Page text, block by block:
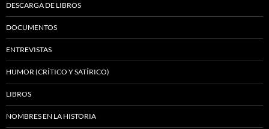
DESCARGA DE LIBROS
DOCUMENTOS
ENTREVISTAS
HUMOR (CRÍTICO Y SATÍRICO)
LIBROS
NOMBRES EN LA HISTORIA